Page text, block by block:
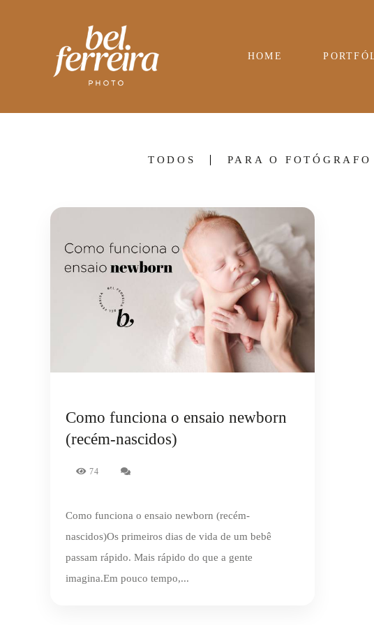
HOME
TODOS PARA O FOTÓGRAFO
Como funciona o ensaio newborn
(recém-nascidos)
74
Como funciona o ensaio newborn (recém-
nascidos)Os primeiros dias de vida de um bebê
passam rápido. Mais rápido do que a gente
imagina.Em pouco tempo,...